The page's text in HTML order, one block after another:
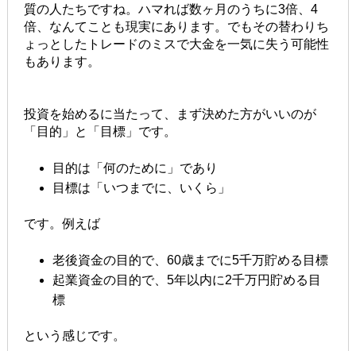
質の人たちですね。ハマれば数ヶ月のうちに3倍、4
倍、なんてことも現実にあります。でもその替わりち
ょっとしたトレードのミスで大金を一気に失う可能性
もあります。
投資を始めるに当たって、まず決めた方がいいのが
「目的」と「目標」です。
目的は「何のために」であり
目標は「いつまでに、いくら」
です。例えば
老後資金の目的で、60歳までに5千万貯める目標
起業資金の目的で、5年以内に2千万円貯める目
標
という感じです。